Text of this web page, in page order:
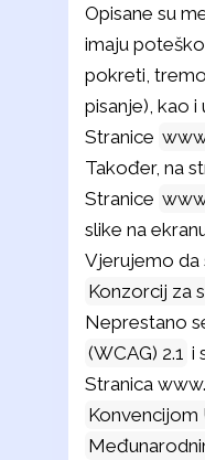
Opisane su
imaju
pokreti,
pisanje), kao
Stranice
Također, na
Stranice
slike na
Vjerujemo da
Konzorcij za
Neprestano
(WCAG) 2.1 i
Stranica
Konvencijom